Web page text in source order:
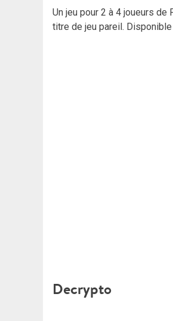
Un jeu pour 2 à 4 joueurs
titre de jeu pareil.
Decrypto